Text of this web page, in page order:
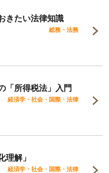
きたい法律知識
総務・法務
所得税法」入門
経済学・社会・国際・法律
理解」
経済学・社会・国際・法律